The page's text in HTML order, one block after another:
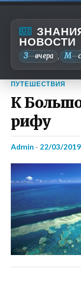
НОВОСТИ
З—вчера , М—
ПУТЕШЕСТВИЯ
К
рифу
admin - 22/03/2019